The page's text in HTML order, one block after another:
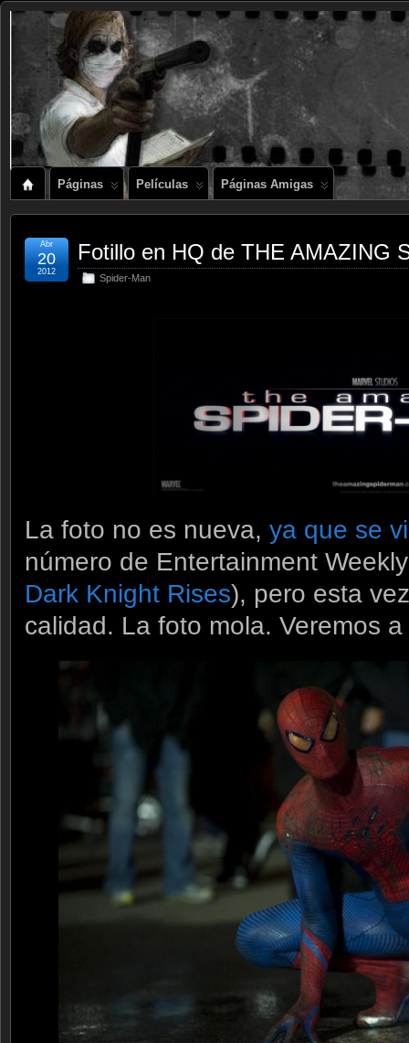
Páginas Películas Páginas Amigas
Fotillo en HQ de THE AMAZING
Spider-Man
Abr
20
2012
La foto no es nueva, ya que se
número de Entertainment
Dark Knight Rises), pero esta
calidad. La foto mola. Veremos